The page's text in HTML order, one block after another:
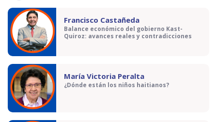
Francisco Castañeda
Balance económico del gobierno Kast-
Quiroz: avances reales y contradicciones
María Victoria Peralta
¿Dónde están los niños haitianos?